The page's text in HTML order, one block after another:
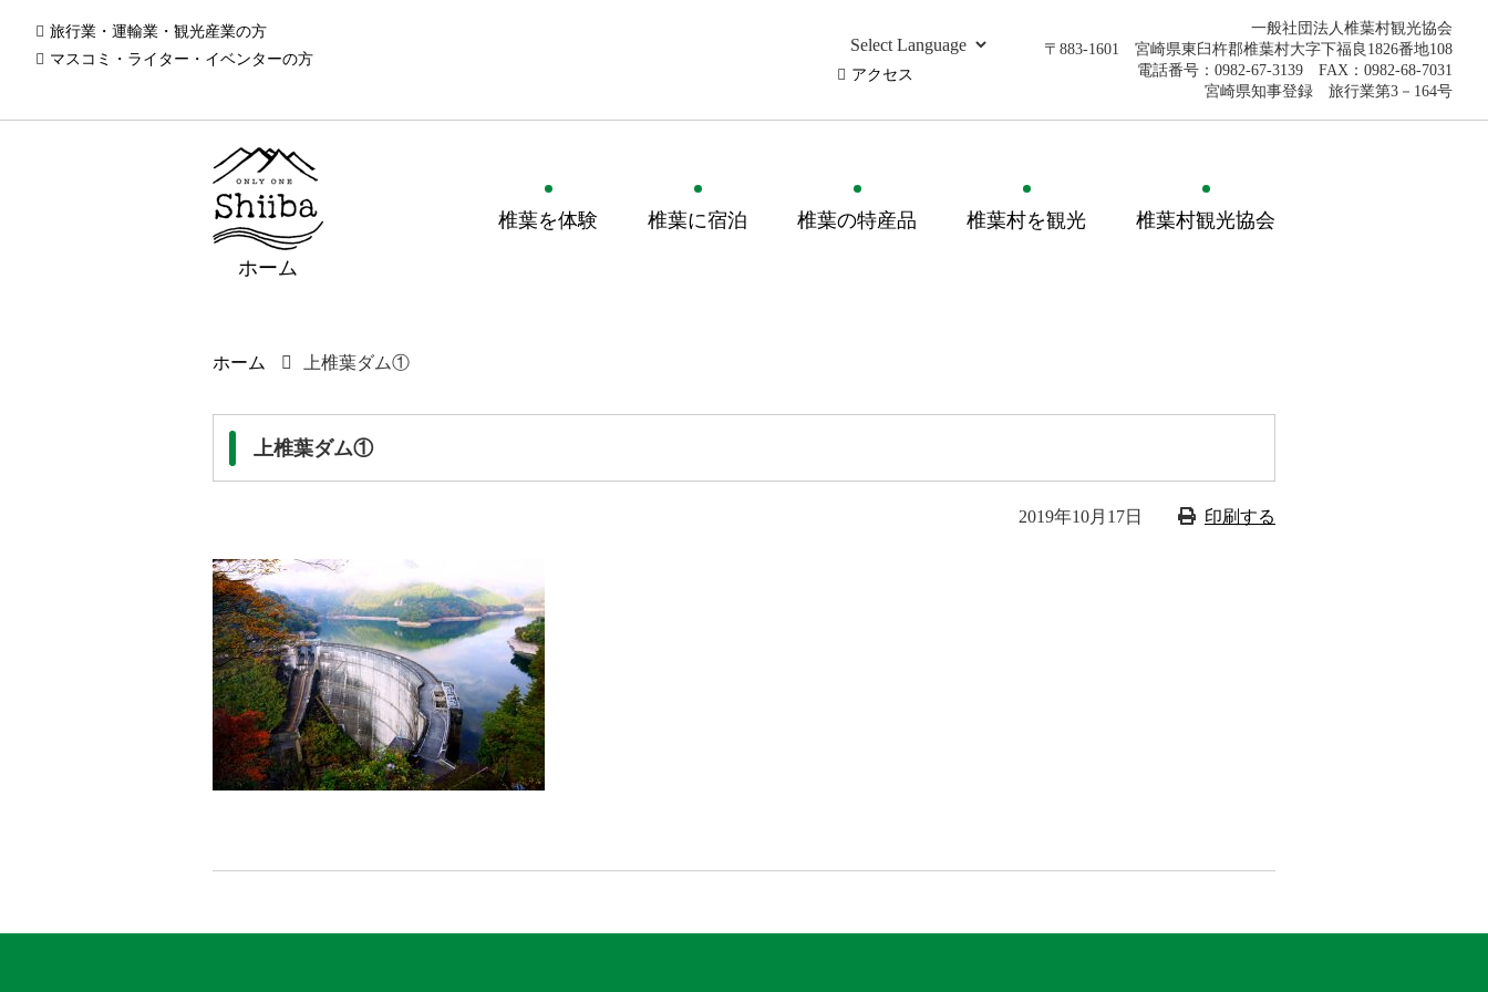
旅行業・運輸業・観光産業の方
マスコミ・ライター・イベンターの方
アクセス
一般社団法人椎葉村観光協会
〒883-1601 宮崎県東臼杵郡椎葉村大字下福良1826番地108
電話番号：0982-67-3139 FAX：0982-68-7031
宮崎県知事登録 旅行業第3－164号
ホーム
椎葉を体験 椎葉に宿泊 椎葉の特産品 椎葉村を観光 椎葉村観光協会
ホーム 上椎葉ダム①
上椎葉ダム①
2019年10月17日 印刷する